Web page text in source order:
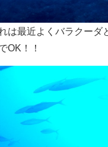
は最近よくバラクーダ
OK！！